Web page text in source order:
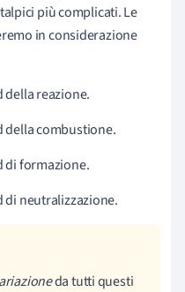
più complicati. Le
in considerazione
della reazione.
della combustione.
di formazione.
di neutralizzazione.
da tutti questi